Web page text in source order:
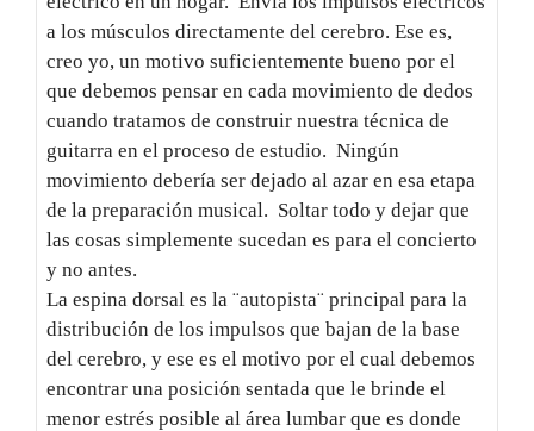
a los músculos directamente del cerebro. Ese es,
creo yo, un motivo suficientemente bueno por el
que debemos pensar en cada movimiento de dedos
cuando tratamos de construir nuestra técnica de
guitarra en el proceso de estudio. Ningún
movimiento debería ser dejado al azar en esa etapa
de la preparación musical. Soltar todo y dejar que
las cosas simplemente sucedan es para el concierto
y no antes.
La espina dorsal es la ¨autopista¨ principal para la
distribución de los impulsos que bajan de la base
del cerebro, y ese es el motivo por el cual debemos
encontrar una posición sentada que le brinde el
menor estrés posible al área lumbar que es donde